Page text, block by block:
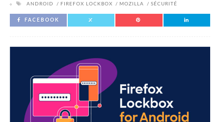
ANDROID
FIREFOX LOCKBOX MOZILLA SÉCURITÉ
FACEBOOK